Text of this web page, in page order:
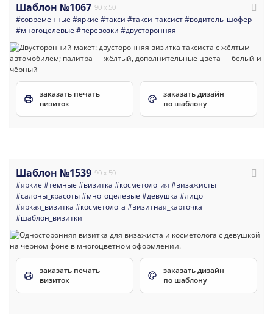
Шаблон №1067 90 x 50
#современные #яркие #такси #такси_таксист#водитель_шофер
#многоцелевые #перевозки #двусторонняя
заказать печать
визиток
заказать дизайн
по шаблону
Шаблон №1539 90 x 50
#яркие #темные #визитка #косметология #визажисты
#салоны_красоты#многоцелевые #девушка #лицо
#яркая_визитка #косметолога #визитная_карточка
#шаблон_визитки
заказать печать
визиток
заказать дизайн
по шаблону